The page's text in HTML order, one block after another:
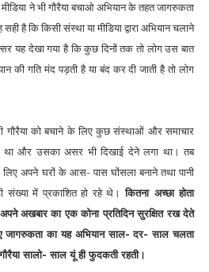
ने भी गौरैया बचाओ अभियान के तहत जागरुकता
है कि किसी संस्था या मीडिया द्वारा अभियान चलाने
यह देखा गया है कि कुछ दिनों तक तो लोग उस बात
की गति मंद पड़ती है या बंद कर दी जाती है तो लोग
गौरैया को बचाने के लिए कुछ संस्थाओं और समाचार
था और उसका असर भी दिखाई देने लगा था। तब
के लिए अपने घरों के आस- पास घोंसला बनाने तथा पानी
संख्या में प्रकाशित हो रहे थे।कितना अच्छा होता
अखबार का एक कोना प्रतिदिन सुरक्षित रख देते
जागरुकता का यह अभियान साल- दर- साल चलता
सालो- साल यूं ही फुदकती रहती।